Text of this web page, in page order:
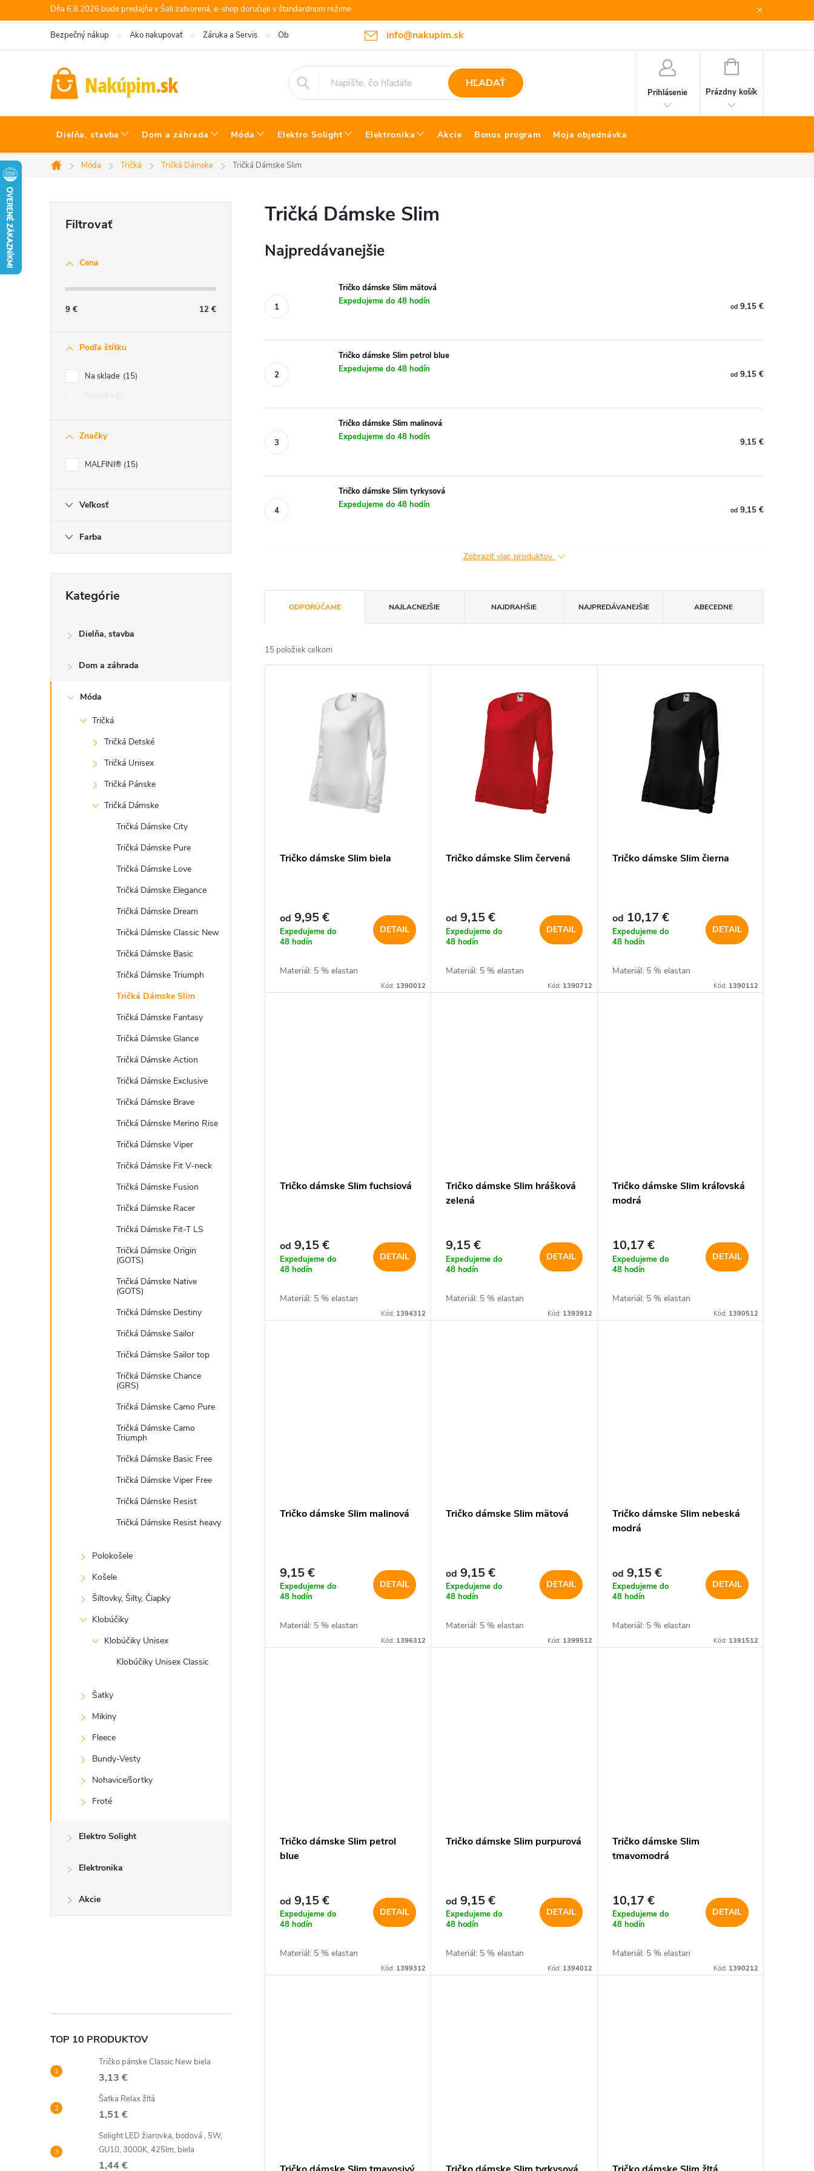
na
Dňa 6.8.2026 bude predajňa v Šali zatvorená, e-shop doručuje v štandardnom režime.
info@nakupim.sk
Bezpečný nákup Ako nakupovať Záruka a Servis Obchodné podmienky Platby a Doprava Blog Bosch náradie
HĽADAŤ
Prihlásenie
NÁKUPNÝ
Prázdny košík
Dielňa, stavba Dom a záhrada Móda Elektro Solight Elektronika Akcie Bonus program Moja objednávka
Domov
Móda Tričká Tričká Dámske Tričká Dámske Slim
Cena
9 € 12 €
Podľa štítku
Na sklade 15
Značky
MALFINI® 15
Veľkosť
Farba
kategórie
Kategórie
Dielňa, stavba
Dom a záhrada
Móda
Tričká
Tričká Detské
Tričká Unisex
Tričká Pánske
Tričká Dámske
Tričká Dámske City
Tričká Dámske Pure
Tričká Dámske Love
Tričká Dámske Elegance
Tričká Dámske Dream
Tričká Dámske Classic New
Tričká Dámske Basic
Tričká Dámske Triumph
Tričká Dámske Slim
Tričká Dámske Fantasy
Tričká Dámske Glance
Tričká Dámske Action
Tričká Dámske Exclusive
Tričká Dámske Brave
Tričká Dámske Merino Rise
Tričká Dámske Viper
Tričká Dámske Fit V-neck
Tričká Dámske Fusion
Tričká Dámske Racer
Tričká Dámske Fit-T LS
Tričká Dámske Origin
(GOTS)
Tričká Dámske Native
(GOTS)
Tričká Dámske Destiny
Tričká Dámske Sailor
Tričká Dámske Sailor top
Tričká Dámske Chance
(GRS)
Tričká Dámske Camo Pure
Tričká Dámske Camo
Triumph
Tričká Dámske Basic Free
Tričká Dámske Viper Free
Tričká Dámske Resist
Tričká Dámske Resist heavy
Polokošele
Košele
Šiltovky, Šilty, Čiapky
Klobúčiky
Klobúčiky Unisex
Klobúčiky Unisex Classic
Šatky
Mikiny
Fleece
Bundy-Vesty
Nohavice/šortky
Froté
Elektro Solight
Elektronika
Akcie
TOP 10 PRODUKTOV
Tričko pánske Classic New biela
3,13 €
Šatka Relax žltá
1,51 €
Solight LED žiarovka, bodová , 5W,
GU10, 3000K, 425lm, biela
1,44 €
Tričká Dámske Slim
Najpredávanejšie
Tričko dámske Slim mätová
Expedujeme do 48 hodín
od 9,15 €
Tričko dámske Slim petrol blue
Expedujeme do 48 hodín
od 9,15 €
Tričko dámske Slim malinová
Expedujeme do 48 hodín
9,15 €
Tričko dámske Slim tyrkysová
Expedujeme do 48 hodín
od 9,15 €
Zobraziť viac produktov
a
d
t
ODPORÚČAME NAJLACNEJŠIE NAJDRAHŠIE NAJPREDÁVANEJŠIE ABECEDNE
15 položiek celkom
Tričko dámske Slim biela
od 9,95 €
Expedujeme do
48 hodín
DETAIL
Materiál: 5 % elastan
Kód: 1390012
Tričko dámske Slim červená
od 9,15 €
Expedujeme do
48 hodín
DETAIL
Materiál: 5 % elastan
Kód: 1390712
Tričko dámske Slim čierna
od 10,17 €
Expedujeme do
48 hodín
DETAIL
Materiál: 5 % elastan
Kód: 1390112
Tričko dámske Slim fuchsiová
od 9,15 €
Expedujeme do
48 hodín
DETAIL
Materiál: 5 % elastan
Kód: 1394312
Tričko dámske Slim hrášková
zelená
9,15 €
Expedujeme do
48 hodín
DETAIL
Materiál: 5 % elastan
Kód: 1393912
Tričko dámske Slim kráľovská
modrá
10,17 €
Expedujeme do
48 hodín
DETAIL
Materiál: 5 % elastan
Kód: 1390512
Tričko dámske Slim malinová
9,15 €
Expedujeme do
48 hodín
DETAIL
Materiál: 5 % elastan
Kód: 1396312
Tričko dámske Slim mätová
od 9,15 €
Expedujeme do
48 hodín
DETAIL
Materiál: 5 % elastan
Kód: 1399512
Tričko dámske Slim nebeská
modrá
od 9,15 €
Expedujeme do
48 hodín
DETAIL
Materiál: 5 % elastan
Kód: 1391512
Tričko dámske Slim petrol
blue
od 9,15 €
Expedujeme do
48 hodín
DETAIL
Materiál: 5 % elastan
Kód: 1399312
Tričko dámske Slim purpurová
od 9,15 €
Expedujeme do
48 hodín
DETAIL
Materiál: 5 % elastan
Kód: 1394012
Tričko dámske Slim
tmavomodrá
10,17 €
Expedujeme do
48 hodín
DETAIL
Materiál: 5 % elastan
Kód: 1390212